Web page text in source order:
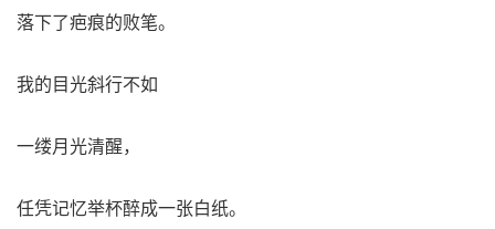
落下了疤痕的败笔。
我的目光斜行不如
一缕月光清醒，
任凭记忆举杯醉成一张白纸。